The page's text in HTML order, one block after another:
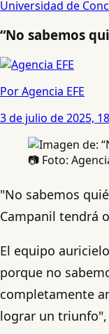
Universidad de
“No sabemos
Por Agencia EFE
3 de julio de 2025,
📷 Foto:
"No sabemos
Campanil tendrá
El equipo
porque no
completamente
lograr un